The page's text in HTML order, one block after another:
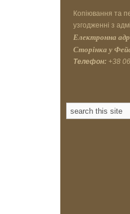
Копіювання та
узгодженні з
Електронна
Сторінка у
Телефон: +38